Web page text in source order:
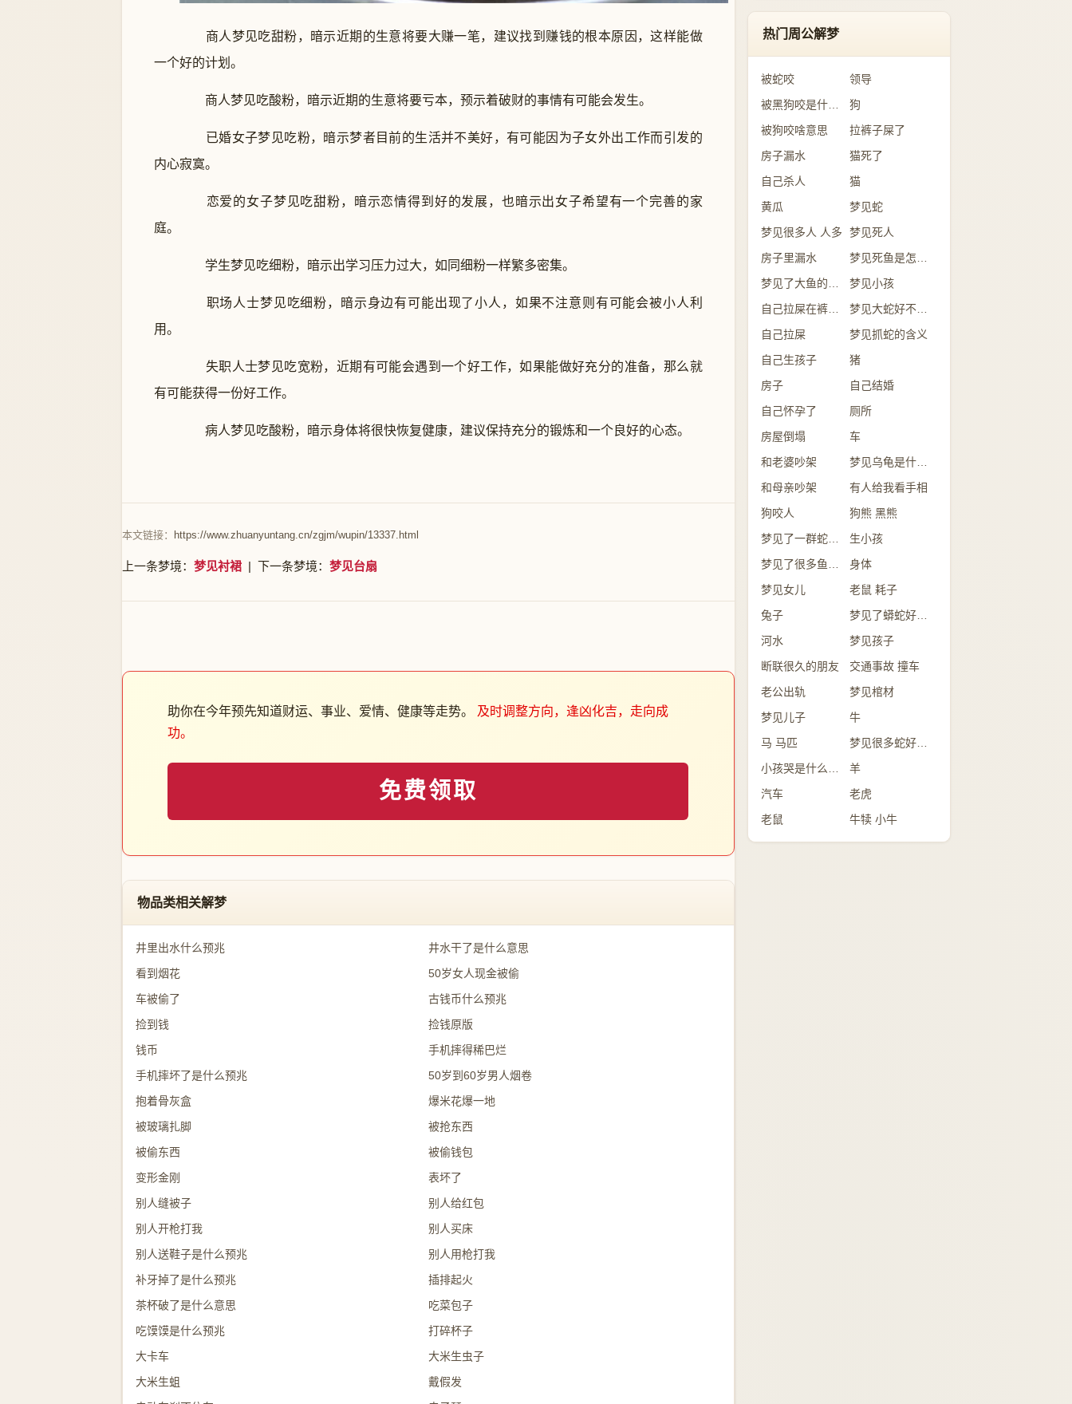
商人梦见吃甜粉，暗示近期的生意将要大赚一笔，建议找到赚钱的根本原因，这样能做
一个好的计划。
商人梦见吃酸粉，暗示近期的生意将要亏本，预示着破财的事情有可能会发生。
已婚女子梦见吃粉，暗示梦者目前的生活并不美好，有可能因为子女外出工作而引发的
内心寂寞。
恋爱的女子梦见吃甜粉，暗示恋情得到好的发展，也暗示出女子希望有一个完善的家
庭。
学生梦见吃细粉，暗示出学习压力过大，如同细粉一样繁多密集。
职场人士梦见吃细粉，暗示身边有可能出现了小人，如果不注意则有可能会被小人利
用。
失职人士梦见吃宽粉，近期有可能会遇到一个好工作，如果能做好充分的准备，那么就
有可能获得一份好工作。
病人梦见吃酸粉，暗示身体将很快恢复健康，建议保持充分的锻炼和一个良好的心态。
本文链接： https://www.zhuanyuntang.cn/zgjm/wupin/13337.html
上一条梦境： 梦见衬裙 | 下一条梦境： 梦见台扇
助你在今年预先知道财运、事业、爱情、健康等走势。 及时调整方向，逢凶化吉，走向成
功。
免费领取
物品类相关解梦
井里出水什么预兆
井水干了是什么意思
看到烟花
50岁女人现金被偷
车被偷了
古钱币什么预兆
捡到钱
捡钱原版
钱币
手机摔得稀巴烂
手机摔坏了是什么预兆
50岁到60岁男人烟卷
抱着骨灰盒
爆米花爆一地
被玻璃扎脚
被抢东西
被偷东西
被偷钱包
变形金刚
表坏了
别人缝被子
别人给红包
别人开枪打我
别人买床
别人送鞋子是什么预兆
别人用枪打我
补牙掉了是什么预兆
插排起火
茶杯破了是什么意思
吃菜包子
吃馍馍是什么预兆
打碎杯子
大卡车
大米生虫子
大米生蛆
戴假发
热门周公解梦
被蛇咬
领导
狗
被狗咬啥意思
拉裤子屎了
房子漏水
猫死了
自己杀人
猫
黄瓜
梦见蛇
梦见很多人 人多
梦见死人
房子里漏水
梦见小孩
梦见大蛇好不好？
自己拉屎
梦见抓蛇的含义
自己生孩子
猪
房子
自己结婚
自己怀孕了
厕所
房屋倒塌
车
和老婆吵架
梦见乌龟是什么意思？
和母亲吵架
有人给我看手相
狗咬人
狗熊 黑熊
生小孩
身体
梦见女儿
老鼠 耗子
兔子
梦见了蟒蛇好不好？
河水
梦见孩子
断联很久的朋友
交通事故 撞车
老公出轨
梦见棺材
梦见儿子
牛
马 马匹
梦见很多蛇好不好？
羊
汽车
老虎
老鼠
牛犊 小牛